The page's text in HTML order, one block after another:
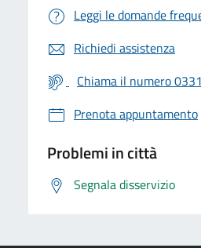
Leggi le domande
Richiedi assistenza
Chiama il numero
Prenota appuntamento
Problemi in città
Segnala disservizio